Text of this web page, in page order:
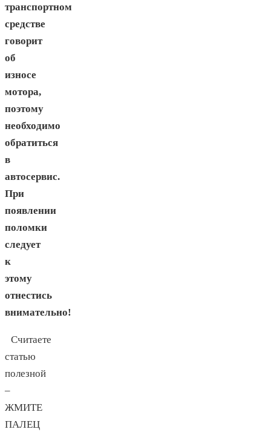
транспортном
средстве
говорит
об
износе
мотора,
поэтому
необходимо
обратиться
в
автосервис.
При
появлении
поломки
следует
к
этому
отнестись
внимательно!
Считаете
статью
полезной
–
ЖМИТЕ
ПАЛЕЦ